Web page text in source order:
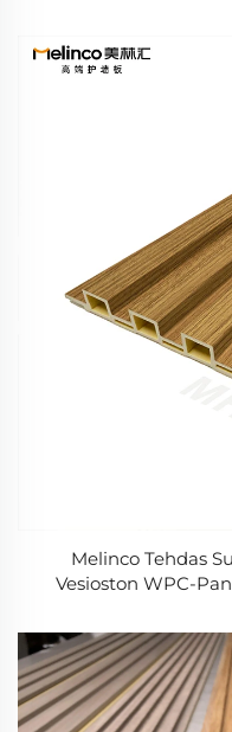
Melinco Tehdas
Vesioston WPC-